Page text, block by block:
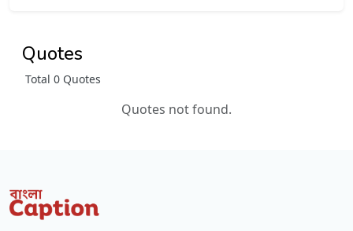
Quotes
Total 0 Quotes
Quotes not found.